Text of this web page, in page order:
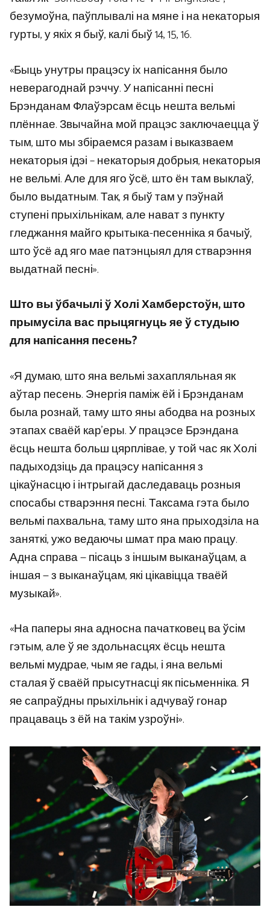
безумоўна, паўплывалі на мяне і на некаторыя
гурты, у якіх я быў, калі быў 14, 15, 16.
«Быць унутры працэсу іх напісання было
неверагоднай рэччу. У напісанні песні
Брэнданам Флаўэрсам ёсць нешта вельмі
плённае. Звычайна мой працэс заключаецца ў
тым, што мы збіраемся разам і выказваем
некаторыя ідэі – некаторыя добрыя, некаторыя
не вельмі. Але для яго ўсё, што ён там выклаў,
было выдатным. Так, я быў там у пэўнай
ступені прыхільнікам, але нават з пункту
гледжання майго крытыка-песенніка я бачыў,
што ўсё ад яго мае патэнцыял для стварэння
выдатнай песні».
Што вы ўбачылі ў Холі Хамберстоўн, што
прымусіла вас прыцягнуць яе ў студыю
для напісання песень?
«Я думаю, што яна вельмі захапляльная як
аўтар песень. Энергія паміж ёй і Брэнданам
была рознай, таму што яны абодва на розных
этапах сваёй кар’еры. У працэсе Брэндана
ёсць нешта больш цярплівае, у той час як Холі
падыходзіць да працэсу напісання з
цікаўнасцю і інтрыгай даследаваць розныя
спосабы стварэння песні. Таксама гэта было
вельмі пахвальна, таму што яна прыходзіла на
заняткі, ужо ведаючы шмат пра маю працу.
Адна справа — пісаць з іншым выканаўцам, а
іншая — з выканаўцам, які цікавіцца тваёй
музыкай».
«На паперы яна адносна пачатковец ва ўсім
гэтым, але ў яе здольнасцях ёсць нешта
вельмі мудрае, чым яе гады, і яна вельмі
сталая ў сваёй прысутнасці як пісьменніка. Я
яе сапраўдны прыхільнік і адчуваў гонар
працаваць з ёй на такім узроўні».